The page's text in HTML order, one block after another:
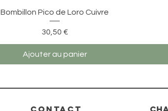
Aperçu rapide
Bombillon Pico de Loro Cuivre
Prix
30,50 €
Ajouter au panier
CONTACT